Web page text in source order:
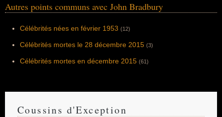
Autres points communs avec John Bradbury
Célébrités nées en février 1953 (12)
Célébrités mortes le 28 décembre 2015 (3)
Célébrités mortes en décembre 2015 (61)
Coussins d'Exception